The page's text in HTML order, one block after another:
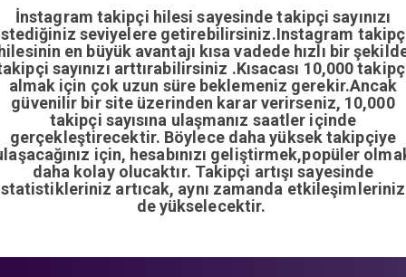
İnstagram takipçi hilesi sayesinde takipçi sayınızı
seviyelere getirebilirsiniz.Instagram
en büyük avantajı kısa vadede hızlı bir
sayınızı arttırabilirsiniz .Kısacası 10,000
almak için çok uzun süre beklemeniz gerekir.Ancak
güvenilir bir site üzerinden karar verirseniz, 10,000
takipçi sayısına ulaşmanız saatler içinde
gerçekleştirecektir. Böylece daha yüksek takipçiye
için, hesabınızı geliştirmek,popüler
daha kolay olucaktır. Takipçi artışı sayesinde
artıcak, aynı zamanda
de yükselecektir.